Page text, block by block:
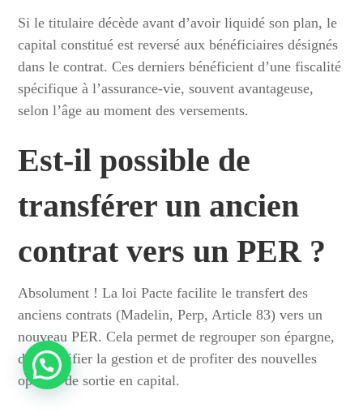
Si le titulaire décède avant d’avoir liquidé son plan, le
capital constitué est reversé aux bénéficiaires désignés
dans le contrat. Ces derniers bénéficient d’une fiscalité
spécifique à l’assurance-vie, souvent avantageuse,
selon l’âge au moment des versements.
Est-il possible de
transférer un ancien
contrat vers un PER ?
Absolument ! La loi Pacte facilite le transfert des
anciens contrats (Madelin, Perp, Article 83) vers un
nouveau PER. Cela permet de regrouper son épargne,
de simplifier la gestion et de profiter des nouvelles
options de sortie en capital.